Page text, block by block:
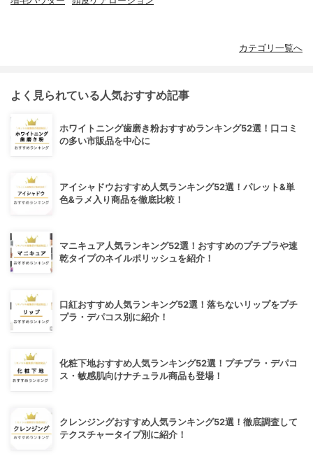
カテゴリ一覧へ
よく見られている人気おすすめ記事
ホワイトニング歯磨き粉おすすめランキング52選！口コミ
の多い市販品を中心に
アイシャドウおすすめ人気ランキング52選！パレット&単
色&ラメ入り商品を徹底比較！
マニキュア人気ランキング52選！おすすめのプチプラや速
乾タイプのネイルポリッシュを紹介！
口紅おすすめ人気ランキング52選！落ちないリップをプチ
プラ・デパコス別に紹介！
化粧下地おすすめ人気ランキング52選！プチプラ・デパコ
ス・敏感肌向けナチュラル商品も登場！
クレンジングおすすめ人気ランキング52選！徹底調査して
テクスチャータイプ別に紹介！